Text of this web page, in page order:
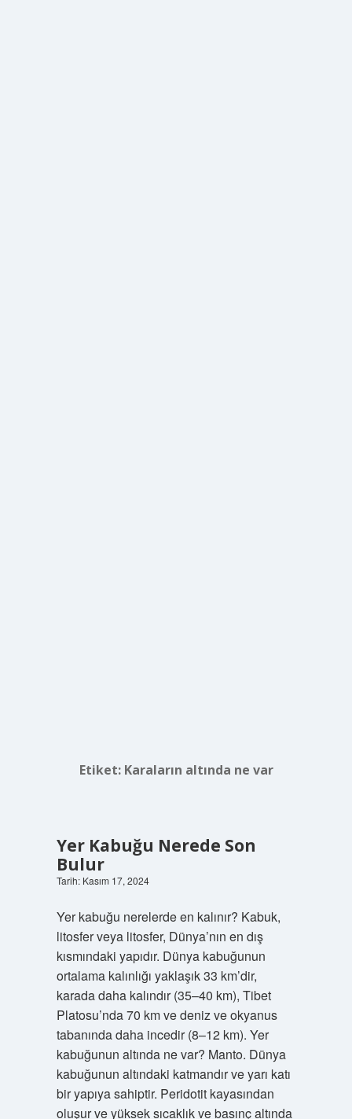
Etiket: Karaların altında ne var
Yer Kabuğu Nerede Son
Bulur
Tarih: Kasım 17, 2024
Yer kabuğu nerelerde en kalınır? Kabuk,
litosfer veya litosfer, Dünya’nın en dış
kısmındaki yapıdır. Dünya kabuğunun
ortalama kalınlığı yaklaşık 33 km’dir,
karada daha kalındır (35–40 km), Tibet
Platosu’nda 70 km ve deniz ve okyanus
tabanında daha incedir (8–12 km). Yer
kabuğunun altında ne var? Manto. Dünya
kabuğunun altındaki katmandır ve yarı katı
bir yapıya sahiptir. Peridotit kayasından
oluşur ve yüksek sıcaklık ve basınç altında